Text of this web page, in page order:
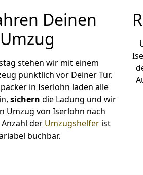
Deinen
Umzug
stehen wir mit einem
pünktlich vor Deiner Tür.
in Iserlohn laden alle
sichern die Ladung und wir
Umzug von Iserlohn nach
der Umzugshelferist
buchbar.